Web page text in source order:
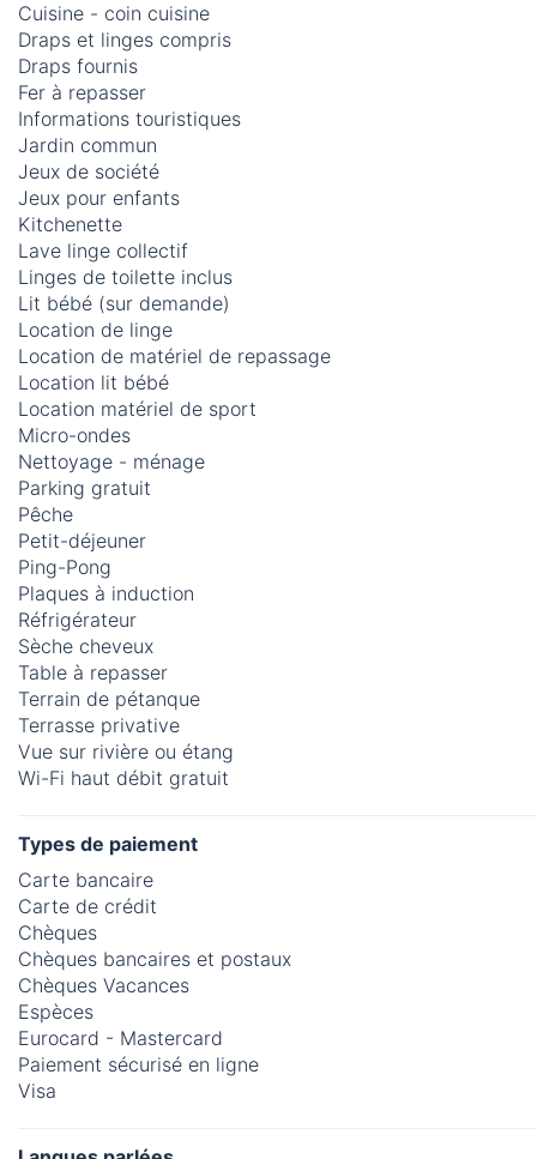
Cuisine - coin cuisine
Draps et linges compris
Draps fournis
Fer à repasser
Informations touristiques
Jardin commun
Jeux de société
Jeux pour enfants
Kitchenette
Lave linge collectif
Linges de toilette inclus
Lit bébé (sur demande)
Location de linge
Location de matériel de repassage
Location lit bébé
Location matériel de sport
Micro-ondes
Nettoyage - ménage
Parking gratuit
Pêche
Petit-déjeuner
Ping-Pong
Plaques à induction
Réfrigérateur
Sèche cheveux
Table à repasser
Terrain de pétanque
Terrasse privative
Vue sur rivière ou étang
Wi-Fi haut débit gratuit
Types de paiement
Carte bancaire
Carte de crédit
Chèques
Chèques bancaires et postaux
Chèques Vacances
Espèces
Eurocard - Mastercard
Paiement sécurisé en ligne
Visa